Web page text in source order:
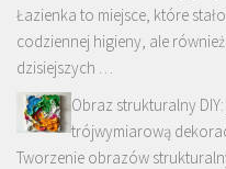
Łazienka to miejsce, które
codziennej higieny, ale
dzisiejszych …
Obraz strukturalny
trójwymiarową
Tworzenie obrazów